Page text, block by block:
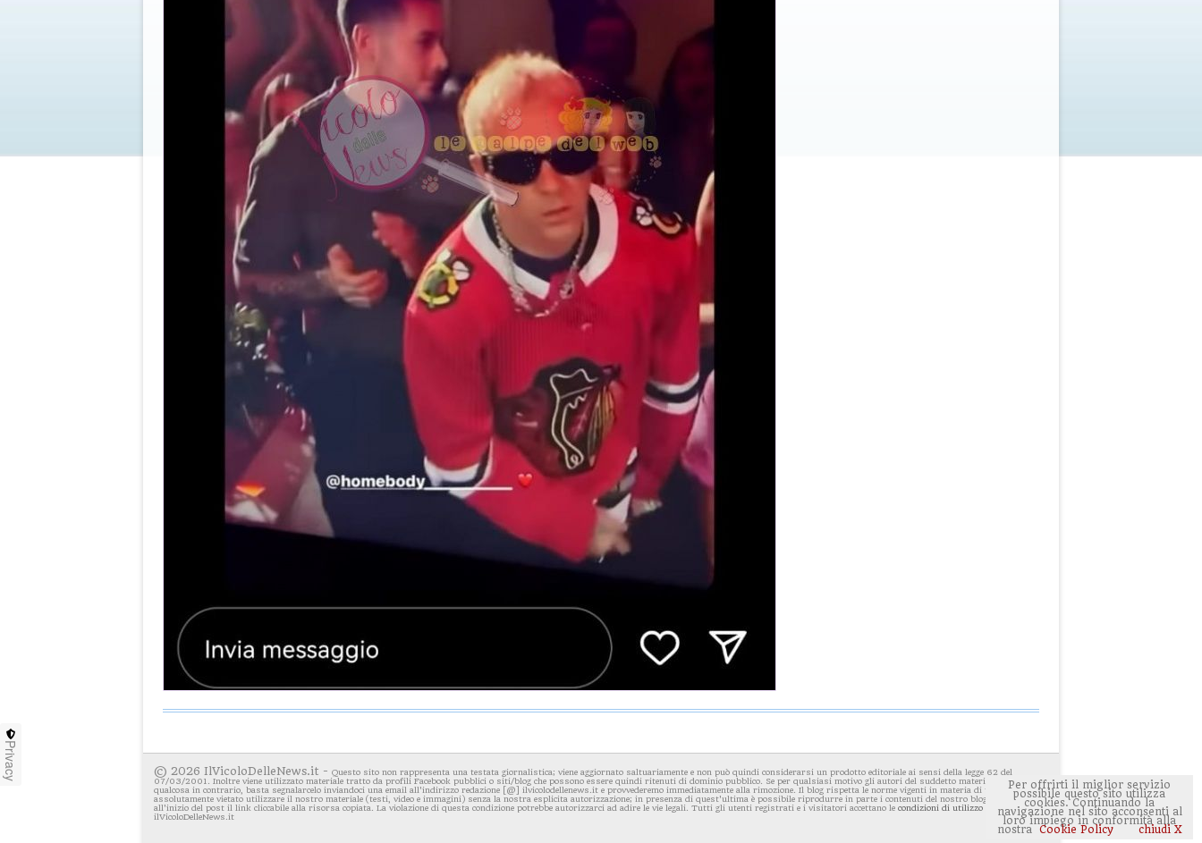
© 2026 IlVicoloDelleNews.it - Questo sito non rappresenta una testata giornalistica; viene aggiornato saltuariamente e non può quindi considerarsi un prodotto editoriale ai sensi della legge 62 del
07/03/2001. Inoltre viene utilizzato materiale tratto da profili Facebook pubblici o siti/blog che possono essere quindi ritenuti di dominio pubblico. Se per qualsiasi motivo gli autori del suddetto materiale avessero
qualcosa in contrario, basta segnalarcelo inviandoci una email all'indirizzo redazione [@] ilvicolodellenews.it e provvederemo immediatamente alla rimozione. Il blog rispetta le norme vigenti in materia di privacy. E'
assolutamente vietato utilizzare il nostro materiale (testi, video e immagini) senza la nostra esplicita autorizzazione; in presenza di quest'ultima è possibile riprodurre in parte i contenuti del nostro blog ponendo
all'inizio del post il link cliccabile alla risorsa copiata. La violazione di questa condizione potrebbe autorizzarci ad adire le vie legali. Tutti gli utenti registrati e i visitatori accettano le condizioni di utilizzo del sito
ilVicoloDelleNews.it
Per offrirti il miglior servizio
possibile questo sito utilizza
cookies. Continuando la
navigazione nel sito acconsenti al
loro impiego in conformità alla
nostra Cookie Policy chiudi X
Privacy